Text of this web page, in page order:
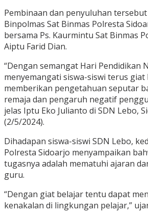
Pembinaan dan penyuluhan
Binpolmas Sat Binmas Polresta
bersama Ps. Kaurmintu Sat Binmas
Aiptu Farid Dian.
“Dengan semangat Hari Pendidikan
menyemangati siswa-siswi terus giat
memberikan pengetahuan seputar
remaja dan pengaruh negatif
jelas Iptu Eko Julianto di SDN Lebo,
(2/5/2024).
Dihadapan siswa-siswi SDN Lebo,
Polresta Sidoarjo menyampaikan
tugasnya adalah mematuhi ajaran
guru.
“Dengan giat belajar tentu dapat
kenakalan di lingkungan pelajar,”